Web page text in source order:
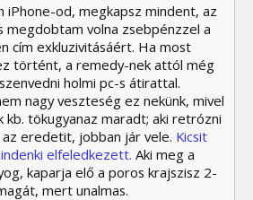
iPhone-od, megkapsz mindent, az
megdobtam volna zsebpénzzel a
cím exkluzivitásáért. Ha most
történt, a remedy-nek attól még
holmi pc-s átirattal.
nagy veszteség ez nekünk, mivel
kb. tökugyanaz maradt; aki retrózni
az eredetit, jobban jár vele. Kicsit
elfeledkezett. Aki meg a
kaparja elő a poros krajszisz 2-
mert unalmas.